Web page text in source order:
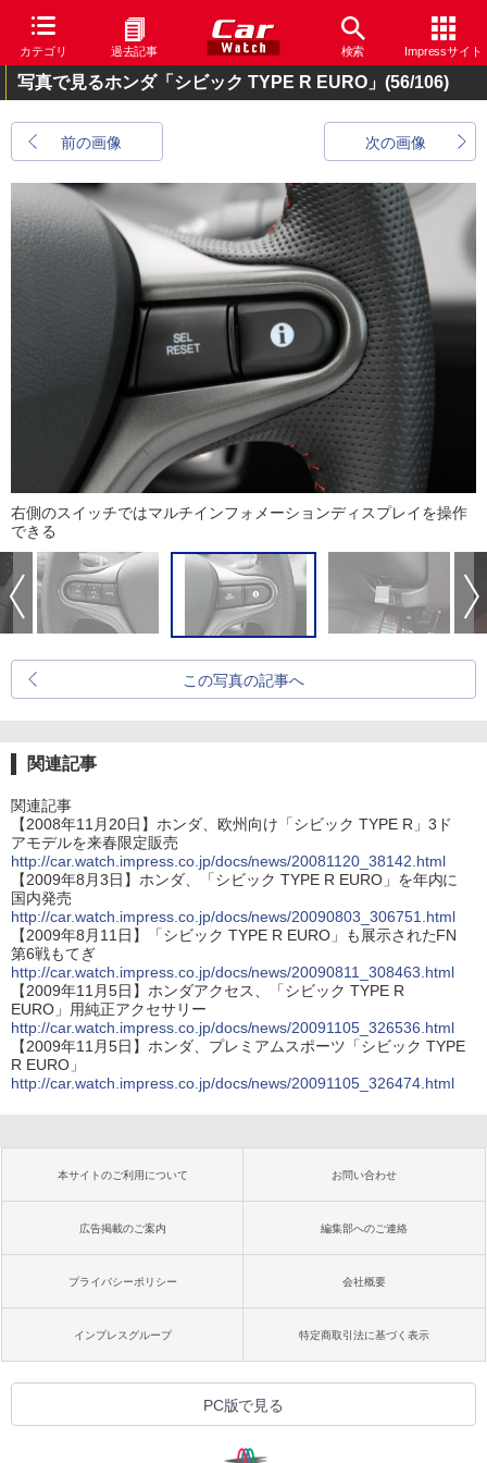
カテゴリ 過去記事 検索 Impressサイト
写真で見るホンダ「シビック TYPE R EURO」 (56/106)
前の画像 次の画像
右側のスイッチではマルチインフォメーションディスプレイを操作
できる
この写真の記事へ
関連記事
関連記事
【2008年11月20日】ホンダ、欧州向け「シビック TYPE R」3ド
アモデルを来春限定販売
http://car.watch.impress.co.jp/docs/news/20081120_38142.html
【2009年8月3日】ホンダ、「シビック TYPE R EURO」を年内に
国内発売
http://car.watch.impress.co.jp/docs/news/20090803_306751.html
【2009年8月11日】「シビック TYPE R EURO」も展示されたFN
第6戦もてぎ
http://car.watch.impress.co.jp/docs/news/20090811_308463.html
【2009年11月5日】ホンダアクセス、「シビック TYPE R
EURO」用純正アクセサリー
http://car.watch.impress.co.jp/docs/news/20091105_326536.html
【2009年11月5日】ホンダ、プレミアムスポーツ「シビック TYPE
R EURO」
http://car.watch.impress.co.jp/docs/news/20091105_326474.html
本サイトのご利用について お問い合わせ
広告掲載のご案内 編集部へのご連絡
プライバシーポリシー 会社概要
インプレスグループ 特定商取引法に基づく表示
PC版で見る